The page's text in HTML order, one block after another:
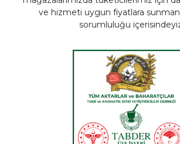
ve hizmeti uygun fiyatlara
sorumluluğu